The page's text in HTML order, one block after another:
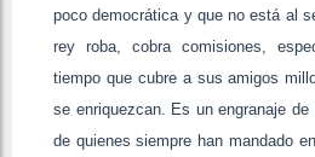
poco democrática y que no está al
rey roba, cobra comisiones,
tiempo que cubre a sus amigos
se enriquezcan. Es un engranaje
de quienes siempre han mandado